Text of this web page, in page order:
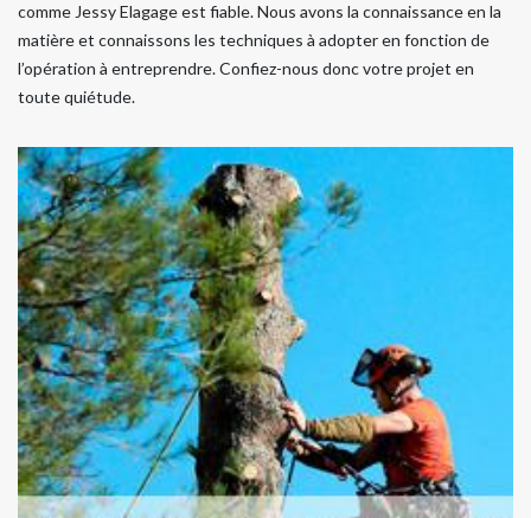
comme Jessy Elagage est fiable. Nous avons la connaissance en la
matière et connaissons les techniques à adopter en fonction de
l’opération à entreprendre. Confiez-nous donc votre projet en
toute quiétude.